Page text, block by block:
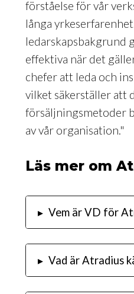
förståelse för vår
långa
ledarskapsbakgrund
effektiva när det
chefer att leda och
vilket säkerställer att
försäljningsmetoder
av vår organisation."
Läs mer om
▸ Vem är VD för
▸ Vad är Atradius